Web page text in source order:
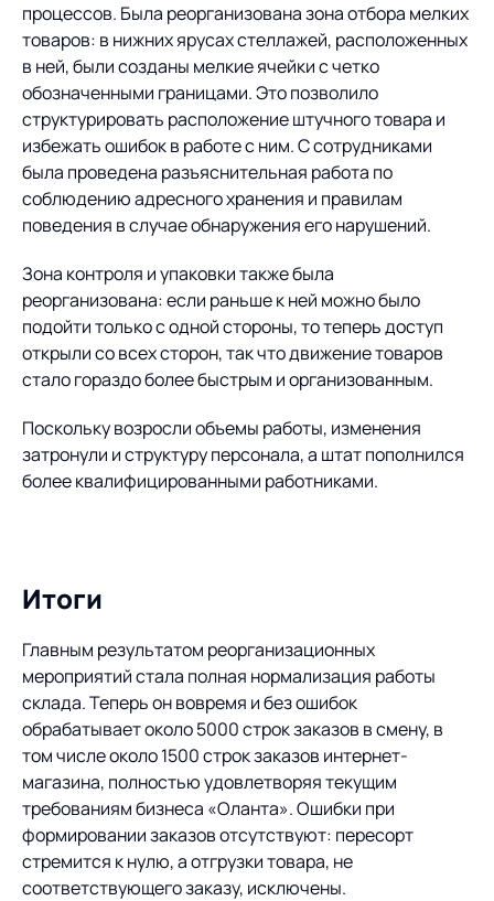
процессов. Была реорганизована зона отбора мелких
товаров: в нижних ярусах стеллажей, расположенных
в ней, были созданы мелкие ячейки с четко
обозначенными границами. Это позволило
структурировать расположение штучного товара и
избежать ошибок в работе с ним. С сотрудниками
была проведена разъяснительная работа по
соблюдению адресного хранения и правилам
поведения в случае обнаружения его нарушений.
Зона контроля и упаковки также была
реорганизована: если раньше к ней можно было
подойти только с одной стороны, то теперь доступ
открыли со всех сторон, так что движение товаров
стало гораздо более быстрым и организованным.
Поскольку возросли объемы работы, изменения
затронули и структуру персонала, а штат пополнился
более квалифицированными работниками.
Итоги
Главным результатом реорганизационных
мероприятий стала полная нормализация работы
склада. Теперь он вовремя и без ошибок
обрабатывает около 5000 строк заказов в смену, в
том числе около 1500 строк заказов интернет-
магазина, полностью удовлетворяя текущим
требованиям бизнеса «Оланта». Ошибки при
формировании заказов отсутствуют: пересорт
стремится к нулю, а отгрузки товара, не
соответствующего заказу, исключены.